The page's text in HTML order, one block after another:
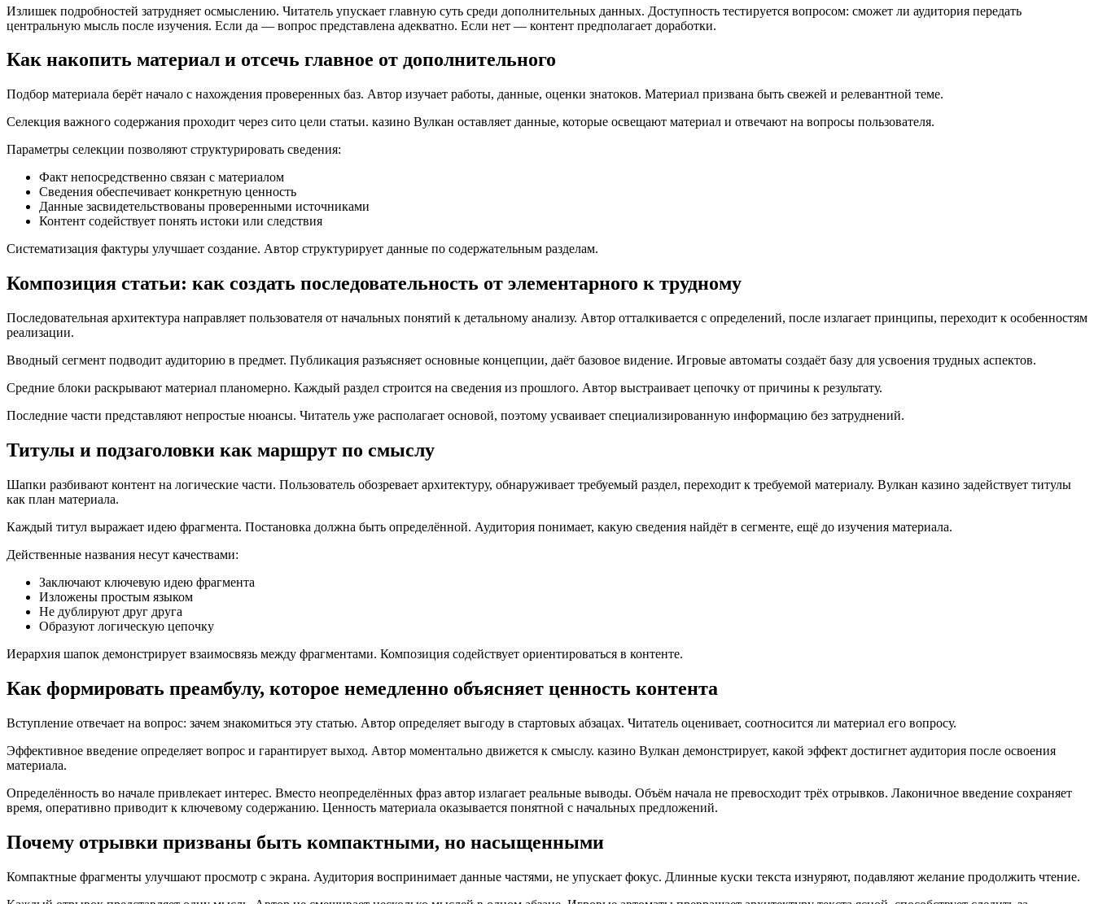
Излишек подробностей затрудняет осмыслению. Читатель упускает главную суть среди дополнительных данных. Доступность тестируется вопросом: сможет ли аудитория передать
центральную мысль после изучения. Если да — вопрос представлена адекватно. Если нет — контент предполагает доработки.
Как накопить материал и отсечь главное от дополнительного
Подбор материала берёт начало с нахождения проверенных баз. Автор изучает работы, данные, оценки знатоков. Материал призвана быть свежей и релевантной теме.
Селекция важного содержания проходит через сито цели статьи. казино Вулкан оставляет данные, которые освещают материал и отвечают на вопросы пользователя.
Параметры селекции позволяют структурировать сведения:
Факт непосредственно связан с материалом
Сведения обеспечивает конкретную ценность
Данные засвидетельствованы проверенными источниками
Контент содействует понять истоки или следствия
Систематизация фактуры улучшает создание. Автор структурирует данные по содержательным разделам.
Композиция статьи: как создать последовательность от элементарного к трудному
Последовательная архитектура направляет пользователя от начальных понятий к детальному анализу. Автор отталкивается с определений, после излагает принципы, переходит к особенностям
реализации.
Вводный сегмент подводит аудиторию в предмет. Публикация разъясняет основные концепции, даёт базовое видение. Игровые автоматы создаёт базу для усвоения трудных аспектов.
Средние блоки раскрывают материал планомерно. Каждый раздел строится на сведения из прошлого. Автор выстраивает цепочку от причины к результату.
Последние части представляют непростые нюансы. Читатель уже располагает основой, поэтому усваивает специализированную информацию без затруднений.
Титулы и подзаголовки как маршрут по смыслу
Шапки разбивают контент на логические части. Пользователь обозревает архитектуру, обнаруживает требуемый раздел, переходит к требуемой материалу. Вулкан казино задействует титулы
как план материала.
Каждый титул выражает идею фрагмента. Постановка должна быть определённой. Аудитория понимает, какую сведения найдёт в сегменте, ещё до изучения материала.
Действенные названия несут качествами:
Заключают ключевую идею фрагмента
Изложены простым языком
Не дублируют друг друга
Образуют логическую цепочку
Иерархия шапок демонстрирует взаимосвязь между фрагментами. Композиция содействует ориентироваться в контенте.
Как формировать преамбулу, которое немедленно объясняет ценность контента
Вступление отвечает на вопрос: зачем знакомиться эту статью. Автор определяет выгоду в стартовых абзацах. Читатель оценивает, соотносится ли материал его вопросу.
Эффективное введение определяет вопрос и гарантирует выход. Автор моментально движется к смыслу. казино Вулкан демонстрирует, какой эффект достигнет аудитория после освоения
материала.
Определённость во начале привлекает интерес. Вместо неопределённых фраз автор излагает реальные выводы. Объём начала не превосходит трёх отрывков. Лаконичное введение сохраняет
время, оперативно приводит к ключевому содержанию. Ценность материала оказывается понятной с начальных предложений.
Почему отрывки призваны быть компактными, но насыщенными
Компактные фрагменты улучшают просмотр с экрана. Аудитория воспринимает данные частями, не упускает фокус. Длинные куски текста изнуряют, подавляют желание продолжить чтение.